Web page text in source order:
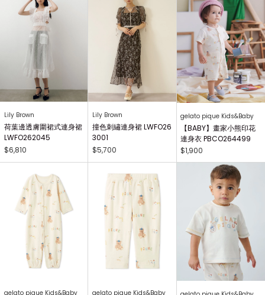
Lily Brown
荷葉邊透膚圍裙式連身裙
LWFO262045
$6,810
Lily Brown
撞色刺繡連身裙 LWFO26
3001
$5,700
gelato pique Kids&Baby
【BABY】畫家小熊印花
連身衣 PBCO264499
$1,900
gelato pique Kids&Baby gelato pique Kids&Baby